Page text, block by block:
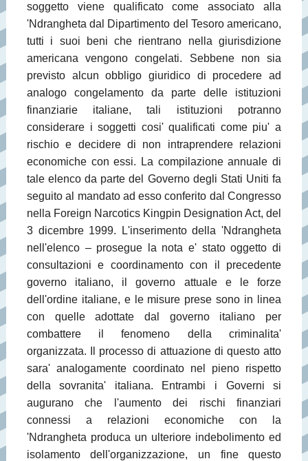
soggetto viene qualificato come associato alla
'Ndrangheta dal Dipartimento del Tesoro americano,
tutti i suoi beni che rientrano nella giurisdizione
americana vengono congelati. Sebbene non sia
previsto alcun obbligo giuridico di procedere ad
analogo congelamento da parte delle istituzioni
finanziarie italiane, tali istituzioni potranno
considerare i soggetti cosi' qualificati come piu' a
rischio e decidere di non intraprendere relazioni
economiche con essi. La compilazione annuale di
tale elenco da parte del Governo degli Stati Uniti fa
seguito al mandato ad esso conferito dal Congresso
nella Foreign Narcotics Kingpin Designation Act, del
3 dicembre 1999. L'inserimento della 'Ndrangheta
nell'elenco – prosegue la nota e' stato oggetto di
consultazioni e coordinamento con il precedente
governo italiano, il governo attuale e le forze
dell'ordine italiane, e le misure prese sono in linea
con quelle adottate dal governo italiano per
combattere il fenomeno della criminalita'
organizzata. Il processo di attuazione di questo atto
sara' analogamente coordinato nel pieno rispetto
della sovranita' italiana. Entrambi i Governi si
augurano che l'aumento dei rischi finanziari
connessi a relazioni economiche con la
'Ndrangheta produca un ulteriore indebolimento ed
isolamento dell'organizzazione, un fine questo